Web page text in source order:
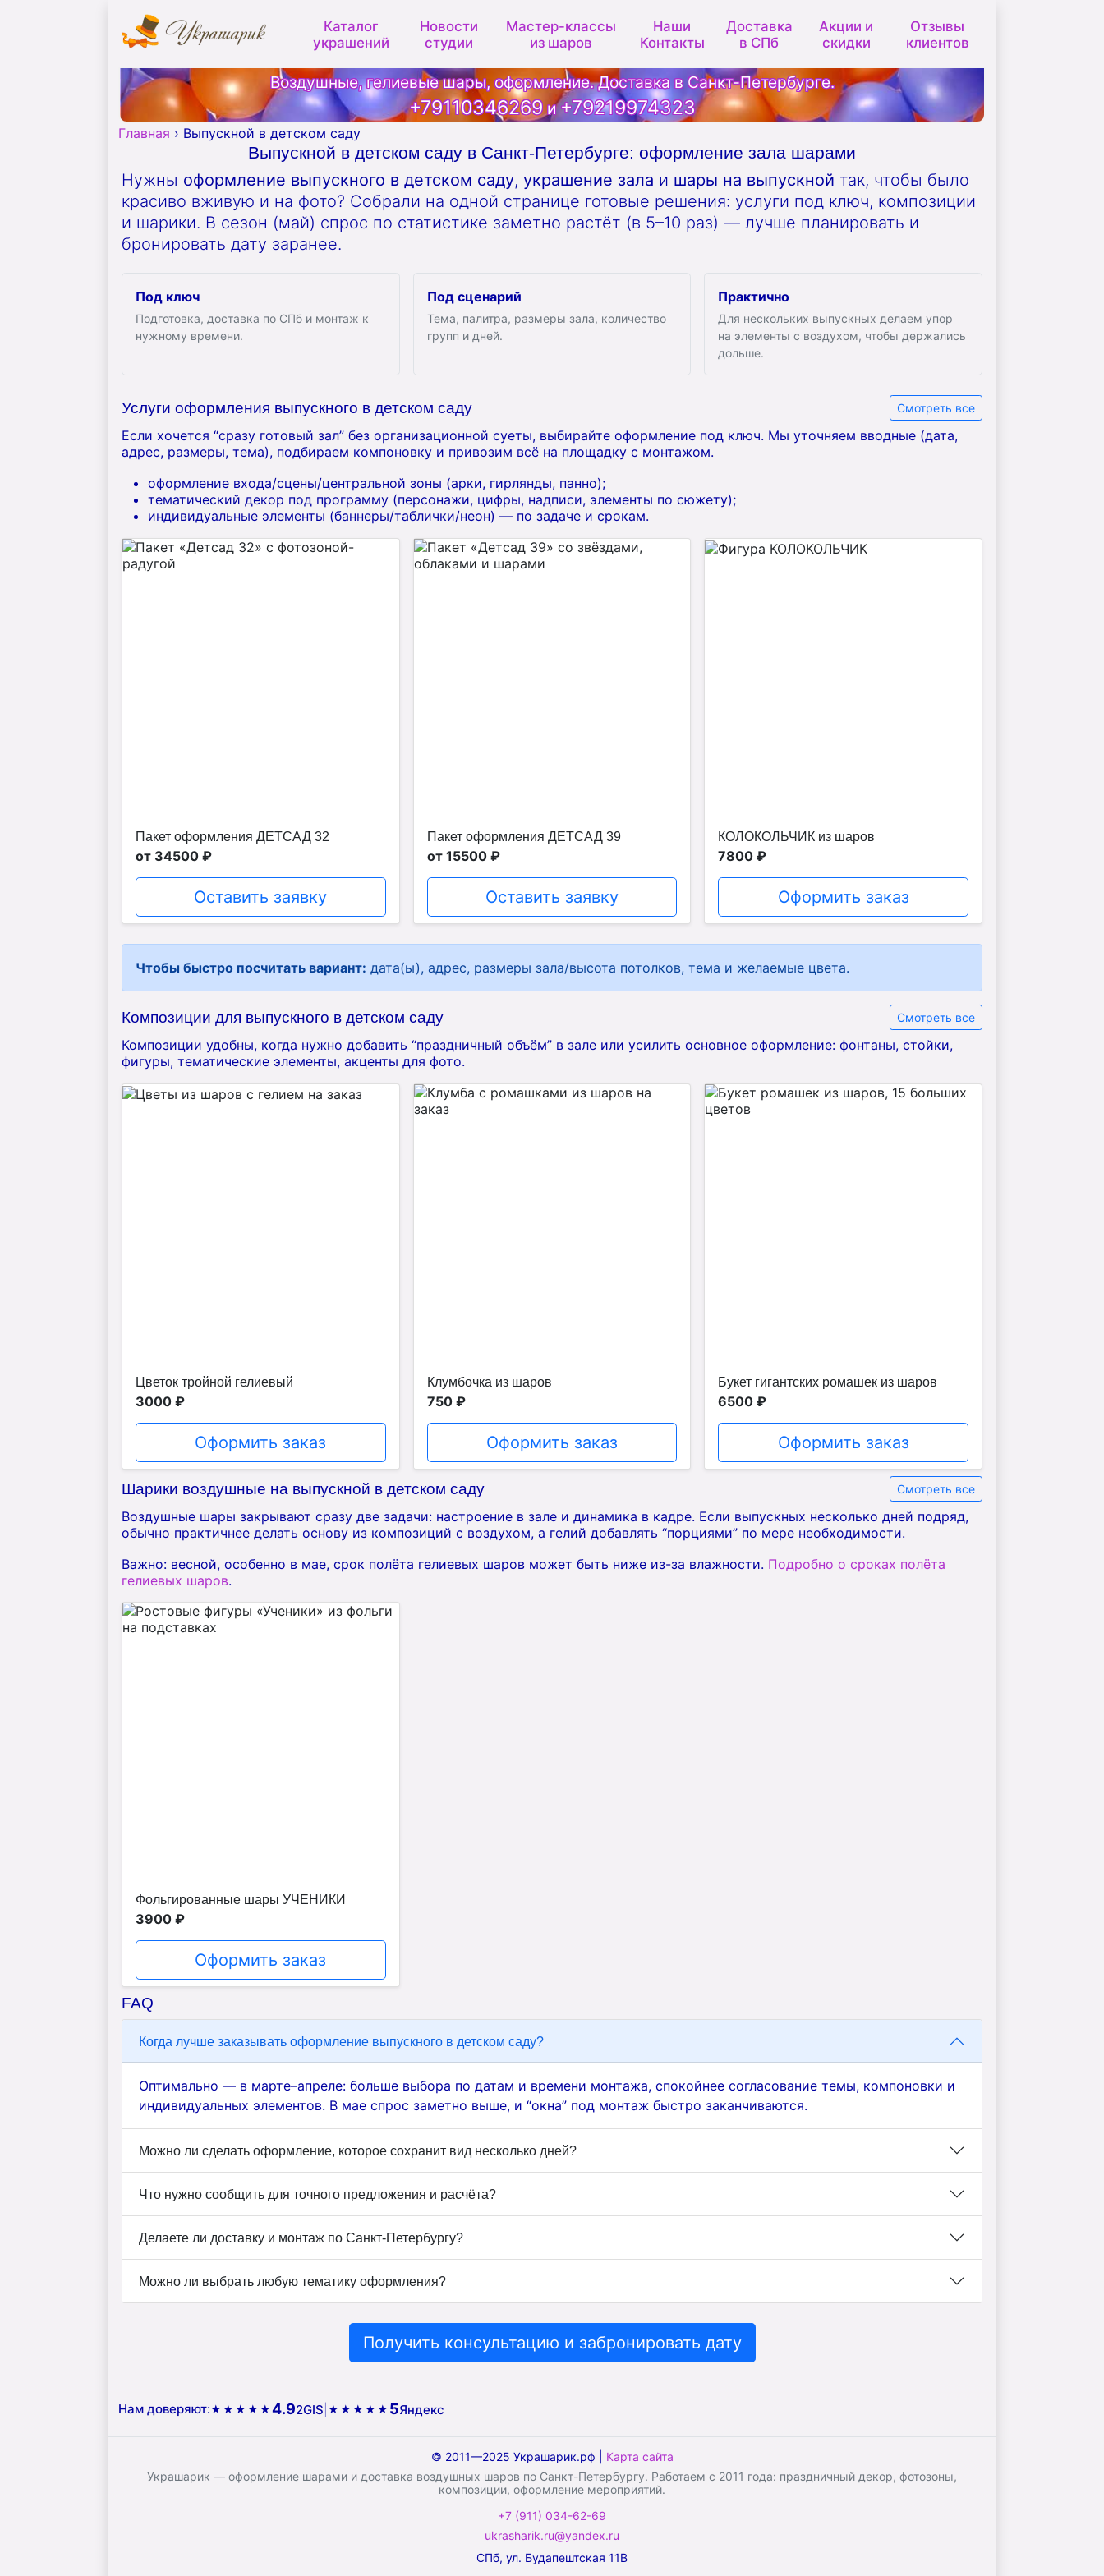
Каталог
украшений
Новости
студии
Мастер-классы
из шаров
Наши
Контакты
Доставка
в СПб
Акции и
скидки
Отзывы
клиентов
Воздушные, гелиевые шары, оформление. Доставка в Санкт-Петербурге.
+79110346269и+79219974323
Главная › Выпускной в детском саду
Выпускной в детском саду в Санкт-Петербурге: оформление зала шарами
Нужны оформление выпускного в детском саду, украшение зала и шары на выпускной так, чтобы было
красиво вживую и на фото? Собрали на одной странице готовые решения: услуги под ключ, композиции
и шарики. В сезон (май) спрос по статистике заметно растёт (в 5–10 раз) — лучше планировать и
бронировать дату заранее.
Под ключ
Подготовка, доставка по СПб и монтаж к
нужному времени.
Под сценарий
Тема, палитра, размеры зала, количество
групп и дней.
Практично
Для нескольких выпускных делаем упор
на элементы с воздухом, чтобы держались
дольше.
Услуги оформления выпускного в детском саду Смотреть все
Если хочется “сразу готовый зал” без организационной суеты, выбирайте оформление под ключ. Мы уточняем вводные (дата,
адрес, размеры, тема), подбираем компоновку и привозим всё на площадку с монтажом.
оформление входа/сцены/центральной зоны (арки, гирлянды, панно);
тематический декор под программу (персонажи, цифры, надписи, элементы по сюжету);
индивидуальные элементы (баннеры/таблички/неон) — по задаче и срокам.
Пакет оформления ДЕТСАД 32
от 34500 ₽
Оставить заявку
Пакет оформления ДЕТСАД 39
от 15500 ₽
Оставить заявку
КОЛОКОЛЬЧИК из шаров
7800 ₽
Оформить заказ
Чтобы быстро посчитать вариант: дата(ы), адрес, размеры зала/высота потолков, тема и желаемые цвета.
Композиции для выпускного в детском саду Смотреть все
Композиции удобны, когда нужно добавить “праздничный объём” в зале или усилить основное оформление: фонтаны, стойки,
фигуры, тематические элементы, акценты для фото.
Цветок тройной гелиевый
3000 ₽
Оформить заказ
Клумбочка из шаров
750 ₽
Оформить заказ
Букет гигантских ромашек из шаров
6500 ₽
Оформить заказ
Шарики воздушные на выпускной в детском саду Смотреть все
Воздушные шары закрывают сразу две задачи: настроение в зале и динамика в кадре. Если выпускных несколько дней подряд,
обычно практичнее делать основу из композиций с воздухом, а гелий добавлять “порциями” по мере необходимости.
Важно: весной, особенно в мае, срок полёта гелиевых шаров может быть ниже из-за влажности. Подробно о сроках полёта
гелиевых шаров.
Фольгированные шары УЧЕНИКИ
3900 ₽
Оформить заказ
FAQ
Когда лучше заказывать оформление выпускного в детском саду?
Оптимально — в марте–апреле: больше выбора по датам и времени монтажа, спокойнее согласование темы, компоновки и
индивидуальных элементов. В мае спрос заметно выше, и “окна” под монтаж быстро заканчиваются.
Можно ли сделать оформление, которое сохранит вид несколько дней?
Что нужно сообщить для точного предложения и расчёта?
Делаете ли доставку и монтаж по Санкт-Петербургу?
Можно ли выбрать любую тематику оформления?
Получить консультацию и забронировать дату
Нам доверяют:★★★★★4.92GIS ★★★★★ 5Яндекс
© 2011—2025 Украшарик.рф | Карта сайта
Украшарик — оформление шарами и доставка воздушных шаров по Санкт-Петербургу. Работаем с 2011 года: праздничный декор, фотозоны,
композиции, оформление мероприятий.
+7 (911) 034-62-69
ukrasharik.ru@yandex.ru
СПб, ул. Будапештская 11В